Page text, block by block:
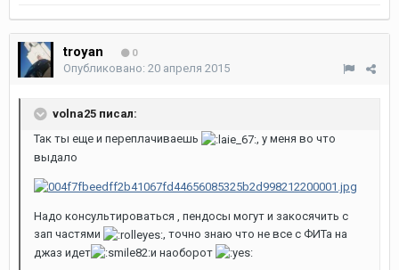
troyan 0
Опубликовано: 20 апреля 2015
volna25 писал:
Так ты еще и переплачиваешь
, у меня во что
выдало
Надо консультироваться , пендосы могут и закосячить с
зап частями
, точно знаю что не все с ФИТа на
джаз идет
и наоборот